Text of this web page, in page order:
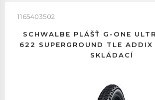
1165403502
SCHWALBE PLÁŠŤ G-ONE
622 SUPERGROUND TLE ADDIX
SKLÁDACÍ